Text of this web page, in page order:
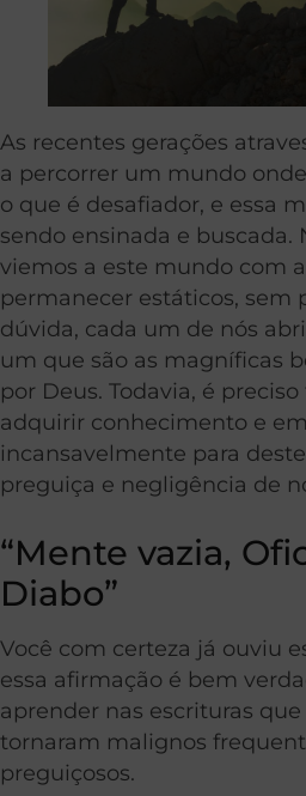
As recentes gerações
a percorrer um mundo
o que é desafiador, e essa
sendo ensinada e buscada.
viemos a este mundo com
permanecer estáticos, sem
dúvida, cada um de nós
um que são as magníficas
por Deus. Todavia, é
adquirir conhecimento e
incansavelmente para
preguiça e negligência de
“Mente vazia,
Diabo”
Você com certeza já ouviu
essa afirmação é bem
aprender nas escrituras que
tornaram malignos
preguiçosos.